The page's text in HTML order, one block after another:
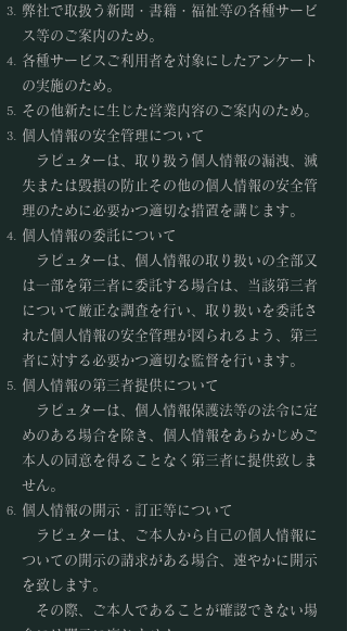
弊社で取扱う新聞・書籍・福祉等の各種サービ
ス等のご案内のため。
各種サービスご利用者を対象にしたアンケート
の実施のため。
その他新たに生じた営業内容のご案内のため。
個人情報の安全管理について
ラピュターは、取り扱う個人情報の漏洩、滅
失または毀損の防止その他の個人情報の安全管
理のために必要かつ適切な措置を講じます。
個人情報の委託について
ラピュターは、個人情報の取り扱いの全部又
は一部を第三者に委託する場合は、当該第三者
について厳正な調査を行い、取り扱いを委託さ
れた個人情報の安全管理が図られるよう、第三
者に対する必要かつ適切な監督を行います。
個人情報の第三者提供について
ラピュターは、個人情報保護法等の法令に定
めのある場合を除き、個人情報をあらかじめご
本人の同意を得ることなく第三者に提供致しま
せん。
個人情報の開示・訂正等について
ラピュターは、ご本人から自己の個人情報に
ついての開示の請求がある場合、速やかに開示
を致します。
その際、ご本人であることが確認できない場